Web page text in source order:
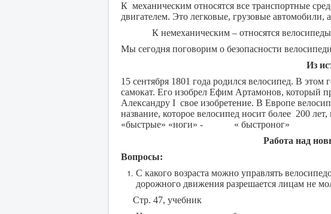
К механическим относятся все транспортные
двигателем. Это легковые, грузовые автомобили,
К немеханическим – относятся
Мы сегодня поговорим о безопасности
Из
15 сентября 1801 года родился велосипед. В
самокат. Его изобрел Ефим Артамонов, который
Александру I свое изобретение. В Европе
название, которое велосипед носит более 200
«быстрые» «ноги» - « быстроног»
Работа над
Вопросы:
С какого возраста можно управлять
дорожного движения разрешается лицам не
Стр. 47, учебник